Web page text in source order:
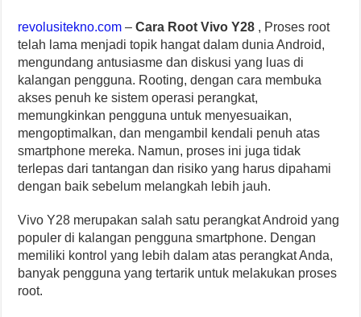
revolusitekno.com – Cara Root Vivo Y28 , Proses root
telah lama menjadi topik hangat dalam dunia Android,
mengundang antusiasme dan diskusi yang luas di
kalangan pengguna. Rooting, dengan cara membuka
akses penuh ke sistem operasi perangkat,
memungkinkan pengguna untuk menyesuaikan,
mengoptimalkan, dan mengambil kendali penuh atas
smartphone mereka. Namun, proses ini juga tidak
terlepas dari tantangan dan risiko yang harus dipahami
dengan baik sebelum melangkah lebih jauh.
Vivo Y28 merupakan salah satu perangkat Android yang
populer di kalangan pengguna smartphone. Dengan
memiliki kontrol yang lebih dalam atas perangkat Anda,
banyak pengguna yang tertarik untuk melakukan proses
root.